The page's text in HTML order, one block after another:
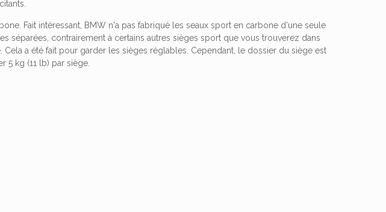
Fait intéressant, BMW n'a pas fabriqué les seaux sport en carbone d'une seule
séparées, contrairement à certains autres sièges sport que vous trouverez dans
a été fait pour garder les sièges réglables. Cependant, le dossier du siège est
kg (11 lb) par siège.